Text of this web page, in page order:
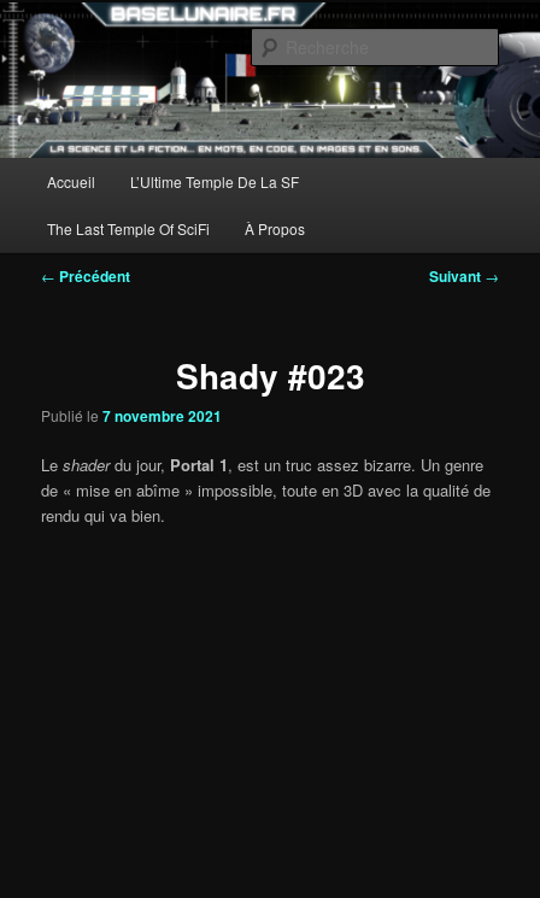
Aller
au
contenu
principal
principal
Accueil L’Ultime Temple De La SF
The Last Temple Of SciFi À Propos
Navigation
← Précédent Suivant →
Shady #023
Publié le7 novembre 2021
Leshaderdu jour, Portal 1, est un truc assez bizarre. Un genre
de « mise en abîme » impossible, toute en 3D avec la qualité de
rendu qui va bien.